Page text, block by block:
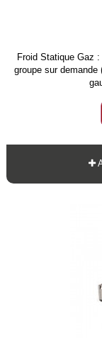
Froid Statique Gaz
groupe sur